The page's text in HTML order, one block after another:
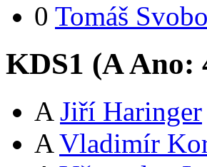
0 Tomáš
KDS1 (AAno:
A Jiří Haringer
A Vladimír